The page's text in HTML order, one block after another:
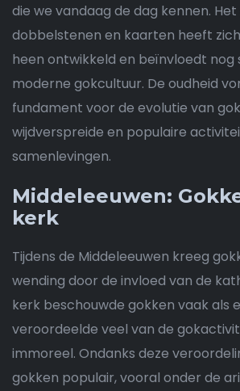
die we vandaag de dag kennen.
dobbelstenen en kaarten heeft
heen ontwikkeld en beïnvloedt nog
moderne gokcultuur. De oudheid
fundament voor de evolutie van
wijdverspreide en populaire
samenlevingen.
Middeleeuwen:
kerk
Tijdens de Middeleeuwen kreeg
wending door de invloed van de
kerk beschouwde gokken vaak als
veroordeelde veel van de
immoreel. Ondanks deze
gokken populair, vooral onder de